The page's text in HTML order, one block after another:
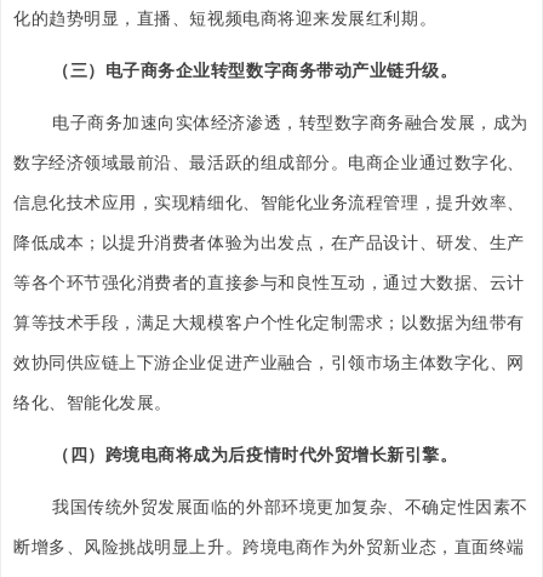
化的趋势明显，直播、短视频电商将迎来发展红利期。
（三）电子商务企业转型数字商务带动产业链升级。
电子商务加速向实体经济渗透，转型数字商务融合发展，成为
数字经济领域最前沿、最活跃的组成部分。电商企业通过数字化、
信息化技术应用，实现精细化、智能化业务流程管理，提升效率、
降低成本；以提升消费者体验为出发点，在产品设计、研发、生产
等各个环节强化消费者的直接参与和良性互动，通过大数据、云计
算等技术手段，满足大规模客户个性化定制需求；以数据为纽带有
效协同供应链上下游企业促进产业融合，引领市场主体数字化、网
络化、智能化发展。
（四）跨境电商将成为后疫情时代外贸增长新引擎。
我国传统外贸发展面临的外部环境更加复杂、不确定性因素不
断增多、风险挑战明显上升。跨境电商作为外贸新业态，直面终端